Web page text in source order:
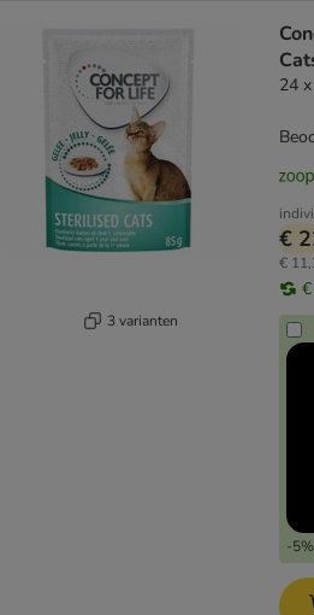
3 varianten
24
€
€
-